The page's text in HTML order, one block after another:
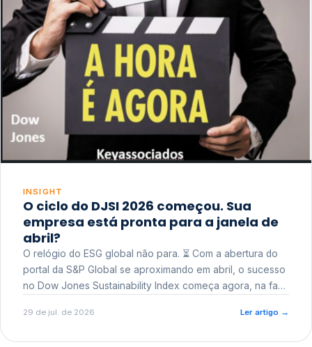
INSIGHT
O ciclo do DJSI 2026 começou. Sua
empresa está pronta para a janela de
abril?
O relógio do ESG global não para. ⏳ Com a abertura do
portal da S&P Global se aproximando em abril, o sucesso
no Dow Jones Sustainability Index começa agora, na fase
29 de jul. de 2026 Ler artigo →